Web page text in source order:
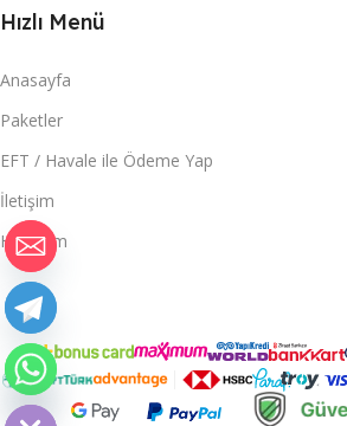
Hızlı Menü
Anasayfa
Paketler
EFT / Havale ile Ödeme Yap
İletişim
Hesabım